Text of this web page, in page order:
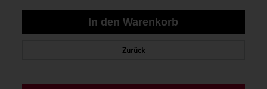
Zurück